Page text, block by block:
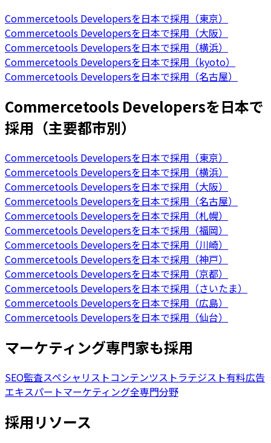
Commercetools Developersを日本で採用（東京）
Commercetools Developersを日本で採用（大阪）
Commercetools Developersを日本で採用（横浜）
Commercetools Developersを日本で採用（kyoto）
Commercetools Developersを日本で採用（名古屋）
Commercetools Developersを日本で
採用（主要都市別）
Commercetools Developersを日本で採用（東京）
Commercetools Developersを日本で採用（横浜）
Commercetools Developersを日本で採用（大阪）
Commercetools Developersを日本で採用（名古屋）
Commercetools Developersを日本で採用（札幌）
Commercetools Developersを日本で採用（福岡）
Commercetools Developersを日本で採用（川崎）
Commercetools Developersを日本で採用（神戸）
Commercetools Developersを日本で採用（京都）
Commercetools Developersを日本で採用（さいたま）
Commercetools Developersを日本で採用（広島）
Commercetools Developersを日本で採用（仙台）
マーケティング専門家も採用
SEO監査スペシャリストコンテンツストラテジスト有料広告
エキスパートマーケティング全専門分野
採用リソース